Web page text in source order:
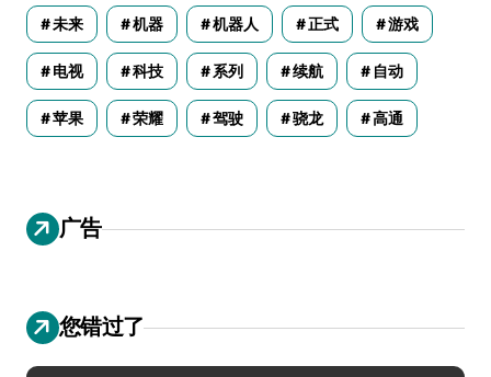
未来 机器 机器人 正式 游戏
电视 科技 系列 续航 自动
苹果 荣耀 驾驶 骁龙 高通
广告
您错过了